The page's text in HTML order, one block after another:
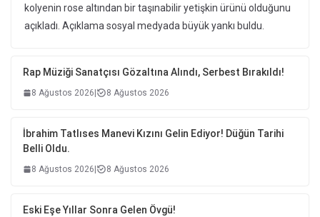
kolyenin rose altından bir taşınabilir yetişkin ürünü olduğunu
açıkladı. Açıklama sosyal medyada büyük yankı buldu.
Rap Müziği Sanatçısı Gözaltına Alındı, Serbest Bırakıldı!
8 Ağustos 2026| 8 Ağustos 2026
İbrahim Tatlıses Manevi Kızını Gelin Ediyor! Düğün Tarihi
Belli Oldu.
8 Ağustos 2026| 8 Ağustos 2026
Eski Eşe Yıllar Sonra Gelen Övgü!